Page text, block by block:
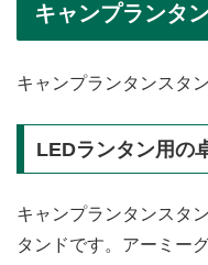
キャンプランタ
キャンプランタンスタ
LEDランタン用の
キャンプランタンスタ
タンドです。アーミー